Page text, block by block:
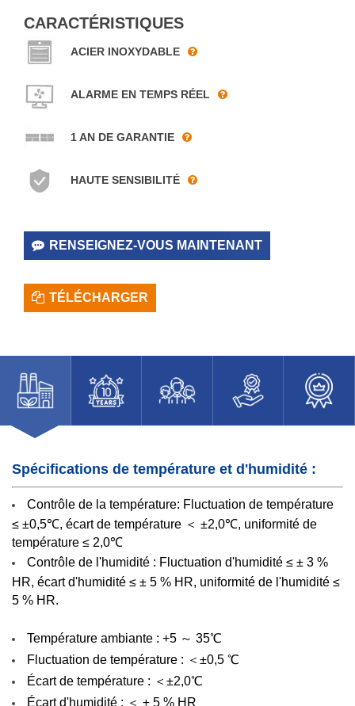
CARACTÉRISTIQUES
ACIER INOXYDABLE
ALARME EN TEMPS RÉEL
1 AN DE GARANTIE
HAUTE SENSIBILITÉ
RENSEIGNEZ-VOUS MAINTENANT
TÉLÉCHARGER
Spécifications de température et d'humidité :
Contrôle de la température: Fluctuation de température
≤ ±0,5℃, écart de température ＜ ±2,0℃, uniformité de
température ≤ 2,0℃
Contrôle de l'humidité : Fluctuation d'humidité ≤ ± 3 %
HR, écart d'humidité ≤ ± 5 % HR, uniformité de l'humidité ≤
5 % HR.
Température ambiante : +5 ～ 35℃
Fluctuation de température : ＜±0,5 ℃
Écart de température : ＜±2,0℃
Écart d'humidité : ＜ ± 5 % HR